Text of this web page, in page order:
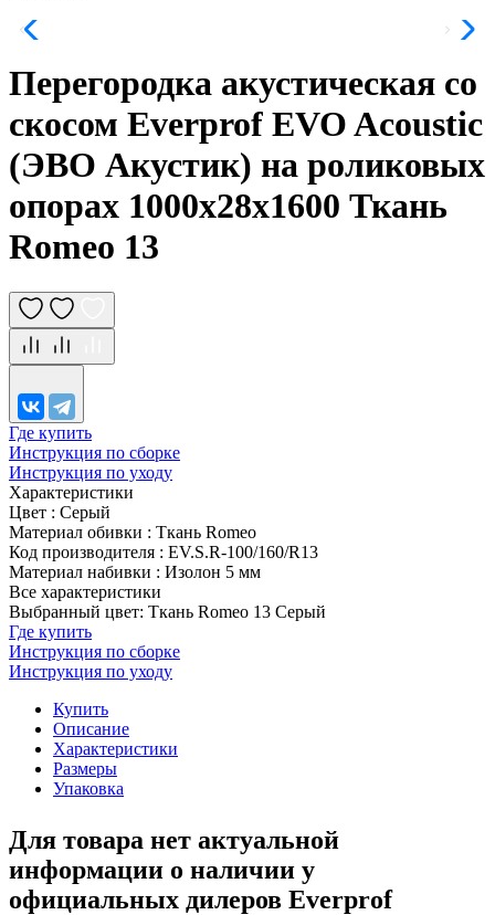
Перегородка акустическая со
скосом Everprof EVO Acoustic
(ЭВО Акустик) на роликовых
опорах 1000х28х1600 Ткань
Romeo 13
Где купить
Инструкция по сборке
Инструкция по уходу
Характеристики
Цвет : Серый
Материал обивки : Ткань Romeo
Код производителя : EV.S.R-100/160/R13
Материал набивки : Изолон 5 мм
Все характеристики
Выбранный цвет: Ткань Romeo 13 Серый
Где купить
Инструкция по сборке
Инструкция по уходу
Купить
Описание
Характеристики
Размеры
Упаковка
Для товара нет актуальной
информации о наличии у
официальных дилеров Everprof